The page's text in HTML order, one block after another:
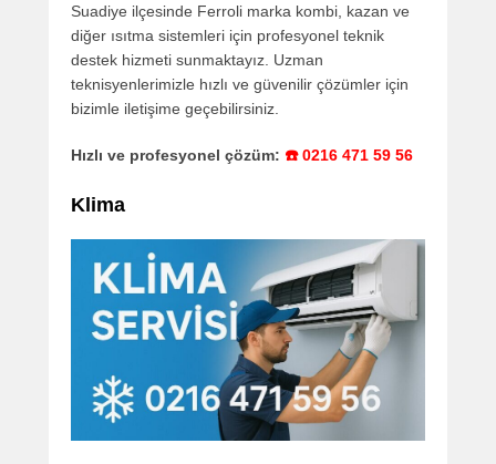
Suadiye ilçesinde Ferroli marka kombi, kazan ve
diğer ısıtma sistemleri için profesyonel teknik
destek hizmeti sunmaktayız. Uzman
teknisyenlerimizle hızlı ve güvenilir çözümler için
bizimle iletişime geçebilirsiniz.
Hızlı ve profesyonel çözüm: ☎️ 0216 471 59 56
Klima